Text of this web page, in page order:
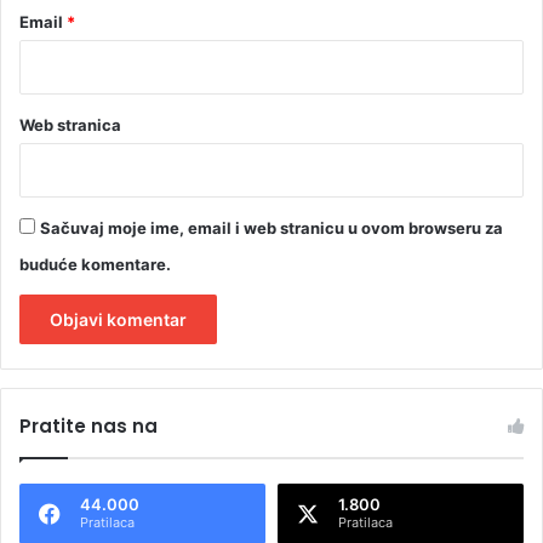
Email *
Web stranica
Sačuvaj moje ime, email i web stranicu u ovom browseru za
buduće komentare.
tPratite nas na
44.000
Pratilaca
1.800
Pratilaca